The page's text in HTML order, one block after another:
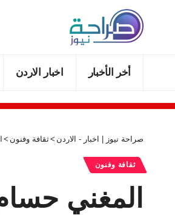
أخر الأخبار اخبار الاردن
صراحة نيوز | اخبار - الاردن >ثقافة وفنون >
ثقافة وفنون
المغني حسام